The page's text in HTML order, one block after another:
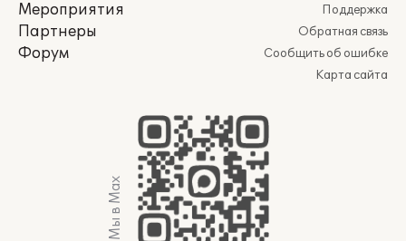
Мероприятия
Партнеры
Форум
Поддержка
Обратная связь
Сообщить об ошибке
Карта сайта
Мы в Max